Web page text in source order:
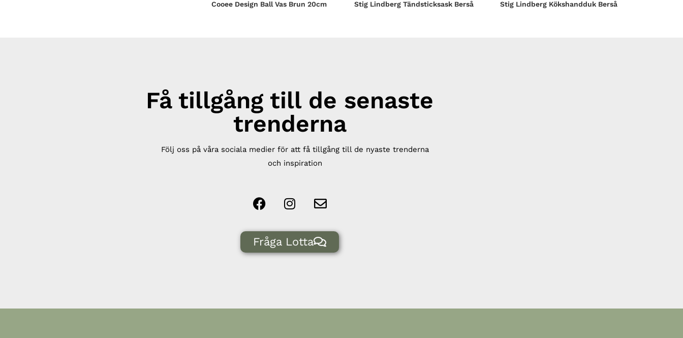
Cooee Design Ball Vas Brun 20cm Stig Lindberg Tändsticksask Berså Stig Lindberg Kökshandduk Berså
Få tillgång till de senaste
trenderna
Följ oss på våra sociala medier för att få tillgång till de nyaste trenderna
och inspiration
Fråga Lotta